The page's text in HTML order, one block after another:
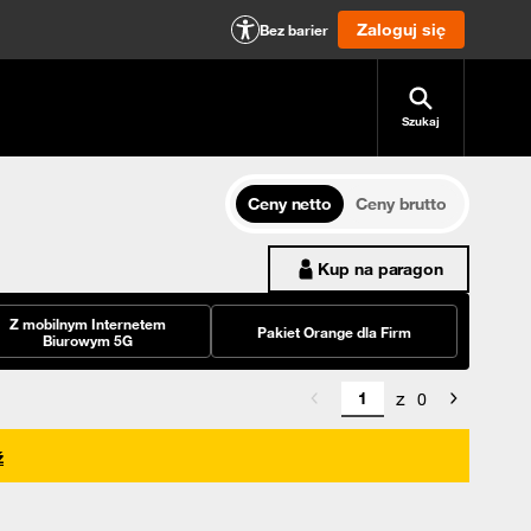
Bez barier Zaloguj się
Szukaj
Ceny netto
Ceny brutto
Kup na paragon
Z mobilnym Internetem
Biurowym 5G
Pakiet Orange dla Firm
z 0